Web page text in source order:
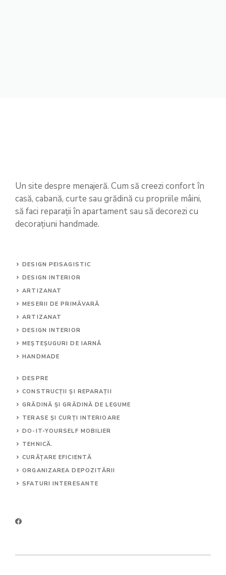
Un site despre menajeră. Cum să creezi confort în
casă, cabană, curte sau grădină cu propriile mâini,
să faci reparații în apartament sau să decorezi cu
decorațiuni handmade.
DESIGN PEISAGISTIC
DESIGN INTERIOR
ARTIZANAT
MESERII DE PRIMĂVARĂ
ARTIZANAT
DESIGN INTERIOR
MEȘTEȘUGURI DE IARNĂ
HANDMADE
DESPRE
CONSTRUCȚII ȘI REPARAȚII
GRĂDINĂ ȘI GRĂDINĂ DE LEGUME
TERASE ȘI CURȚI INTERIOARE
DO-IT-YOURSELF MOBILIER
TEHNICĂ.
CURĂȚARE EFICIENTĂ
ORGANIZAREA DEPOZITĂRII
SFATURI INTERESANTE